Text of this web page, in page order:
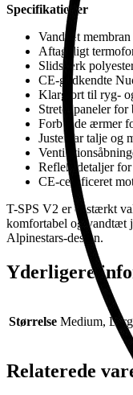
Specifikationer
Vandtæt
Aftageligt
Slidstærk
CE-godkendte
Klargjort til ryg-
Stretchpaneler
Forbuede ærmer
Justerbar talje og
Refleksdetaljer
CE-certificeret
T-SPS V2 er et stærkt
komfortabel og vandtæt
Alpinestars-design.
Yderligere
Størrelse Medium,
Relaterede